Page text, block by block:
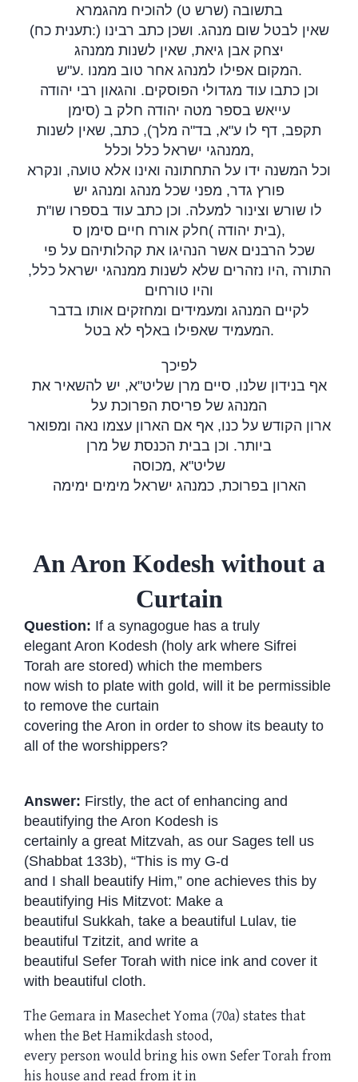
בתשובה (שרש ט) להוכיח מהגמרא
(תענית כח:) שאין לבטל שום מנהג. ושכן כתב רבינו
יצחק אבן גיאת, שאין לשנות ממנהג
המקום אפילו למנהג אחר טוב ממנו .
ע"ש.
וכן כתבו עוד מגדולי הפוסקים. והגאון רבי יהודה
עייאש בספר מטה יהודה חלק ב (סימן
תקפב, דף לו ע"א, בד"ה מלך), כתב, שאין לשנות
ממנהגי ישראל כלל וכלל,
וכל המשנה ידו על התחתונה ואינו אלא טועה, ונקרא
פורץ גדר, מפני שכל מנהג ומנהג יש
לו שורש וצינור למעלה. וכן כתב עוד בספרו שו"ת
בית יהודה (
חלק אורח חיים סימן ס),
שכל הרבנים אשר הנהיגו את קהלותיהם על פי
התורה ,היו נזהרים שלא לשנות ממנהגי ישראל כלל,
והיו טורחים
לקיים המנהג ומעמידים ומחזקים אותו בדבר
המעמיד שאפילו באלף לא בטל.
לפיכך
אף בנידון שלנו, סיים מרן שליט"א, יש להשאיר את
המנהג של פריסת הפרוכת על
ארון הקודש על כנו, אף אם הארון עצמו נאה ומפואר
ביותר. וכן בבית הכנסת של מרן
שליט"א ,מכוסה
הארון בפרוכת, כמנהג ישראל מימים ימימה
An Aron Kodesh without a
Curtain
Question: If a synagogue has a truly
elegant Aron Kodesh (holy ark where Sifrei
Torah are stored) which the members
now wish to plate with gold, will it be permissible
to remove the curtain
covering the Aron in order to show its beauty to
all of the worshippers?
Answer: Firstly, the act of enhancing and
beautifying the Aron Kodesh is
certainly a great Mitzvah, as our Sages tell us
(Shabbat 133b), “This is my G-d
and I shall beautify Him,” one achieves this by
beautifying His Mitzvot: Make a
beautiful Sukkah, take a beautiful Lulav, tie
beautiful Tzitzit, and write a
beautiful Sefer Torah with nice ink and cover it
with beautiful cloth.
The Gemara in Masechet Yoma (70a) states that
when the Bet Hamikdash stood,
every person would bring his own Sefer Torah from
his house and read from it in